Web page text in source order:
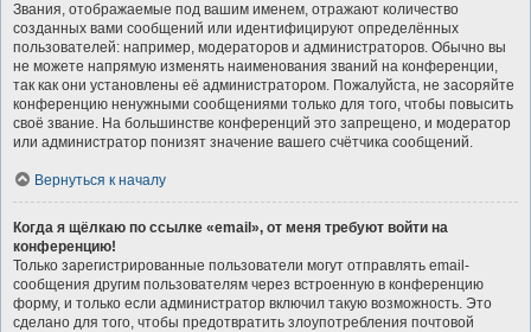
Звания, отображаемые под вашим именем, отражают количество
созданных вами сообщений или идентифицируют определённых
пользователей: например, модераторов и администраторов. Обычно вы
не можете напрямую изменять наименования званий на конференции,
так как они установлены её администратором. Пожалуйста, не засоряйте
конференцию ненужными сообщениями только для того, чтобы повысить
своё звание. На большинстве конференций это запрещено, и модератор
или администратор понизят значение вашего счётчика сообщений.
Вернуться к началу
Когда я щёлкаю по ссылке «email», от меня требуют войти на
конференцию!
Только зарегистрированные пользователи могут отправлять email-
сообщения другим пользователям через встроенную в конференцию
форму, и только если администратор включил такую возможность. Это
сделано для того, чтобы предотвратить злоупотребления почтовой